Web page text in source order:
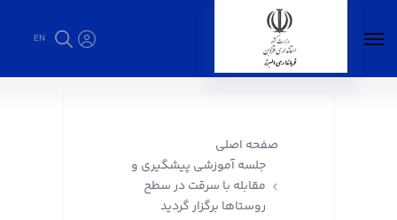
EN
صفحه اصلی
جلسه آموزشی پیشگیری و
مقابله با سرقت در سطح
روستاها برگزار گردید